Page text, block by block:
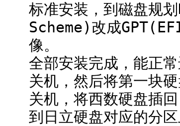
标准安装，到磁盘规
Scheme)改成
像。
全部安装完成，能正常
关机，然后将第一块
关机，将西数硬盘插
到日立硬盘对应的分区